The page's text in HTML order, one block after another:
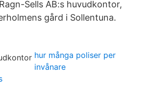
Sells AB:s huvudkontor,
gård i Sollentuna.
hur många poliser per
invånare